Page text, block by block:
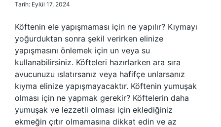
Tarih: Eylül 17, 2024
Köftenin ele yapışmaması için ne yapılır? Kıymayı
yoğurduktan sonra şekil verirken elinize
yapışmasını önlemek için un veya su
kullanabilirsiniz. Köfteleri hazırlarken ara sıra
avucunuzu ıslatırsanız veya hafifçe unlarsanız
kıyma elinize yapışmayacaktır. Köftenin yumuşak
olması için ne yapmak gerekir? Köftelerin daha
yumuşak ve lezzetli olması için eklediğiniz
ekmeğin çıtır olmamasına dikkat edin ve az